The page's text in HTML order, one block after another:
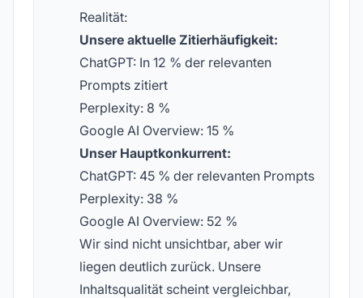
Realität:
Unsere aktuelle Zitierhäufigkeit:
ChatGPT: In 12 % der relevanten
Prompts zitiert
Perplexity: 8 %
Google AI Overview: 15 %
Unser Hauptkonkurrent:
ChatGPT: 45 % der relevanten Prompts
Perplexity: 38 %
Google AI Overview: 52 %
Wir sind nicht unsichtbar, aber wir
liegen deutlich zurück. Unsere
Inhaltsqualität scheint vergleichbar,